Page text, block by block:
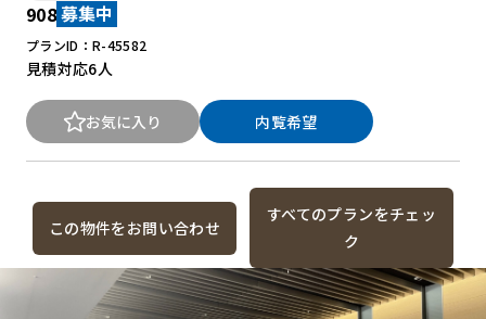
908 募集中
プランID：R-45582
見積対応6人
お気に入り 内覧希望
この物件をお問い合わせ
すべてのプランをチェッ
ク